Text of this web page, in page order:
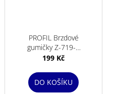
PROFIL Brzdové
gumičky Z-719-B
3směs cartrige
199 Kč
DO KOŠÍKU